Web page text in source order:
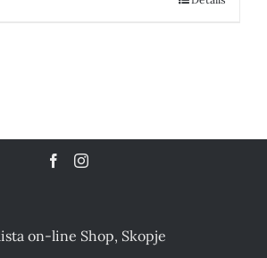
on-line Shop, Skopje